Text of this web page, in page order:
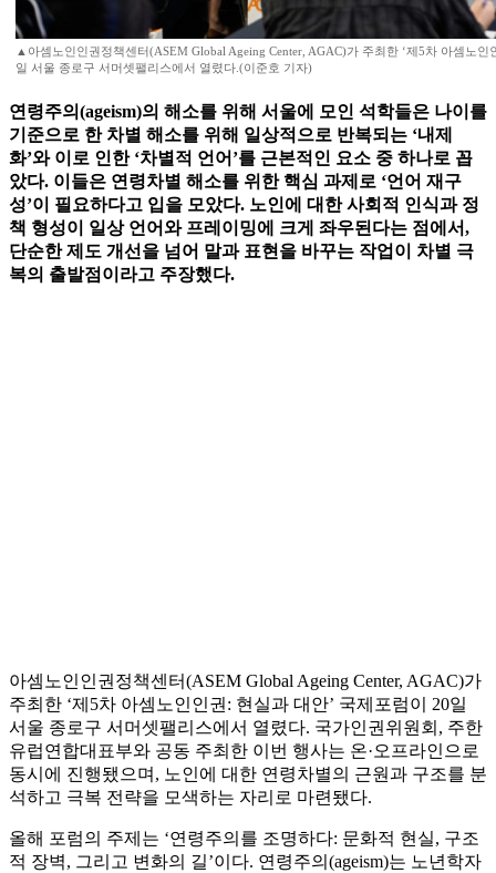
▲아셈노인인권정책센터(ASEM Global Ageing Center, AGAC)가 주최한 ‘제5차 아셈노인
일 서울 종로구 서머셋팰리스에서 열렸다.(이준호 기자)
연령주의(ageism)의 해소를 위해 서울에 모인 석학들은 나이를
기준으로 한 차별 해소를 위해 일상적으로 반복되는 ‘내제
화’와 이로 인한 ‘차별적 언어’를 근본적인 요소 중 하나로 꼽
았다. 이들은 연령차별 해소를 위한 핵심 과제로 ‘언어 재구
성’이 필요하다고 입을 모았다. 노인에 대한 사회적 인식과 정
책 형성이 일상 언어와 프레이밍에 크게 좌우된다는 점에서,
단순한 제도 개선을 넘어 말과 표현을 바꾸는 작업이 차별 극
복의 출발점이라고 주장했다.
아셈노인인권정책센터(ASEM Global Ageing Center, AGAC)가
주최한 ‘제5차 아셈노인인권: 현실과 대안’ 국제포럼이 20일
서울 종로구 서머셋팰리스에서 열렸다. 국가인권위원회, 주한
유럽연합대표부와 공동 주최한 이번 행사는 온·오프라인으로
동시에 진행됐으며, 노인에 대한 연령차별의 근원과 구조를 분
석하고 극복 전략을 모색하는 자리로 마련됐다.
올해 포럼의 주제는 ‘연령주의를 조명하다: 문화적 현실, 구조
적 장벽, 그리고 변화의 길’이다. 연령주의(ageism)는 노년학자